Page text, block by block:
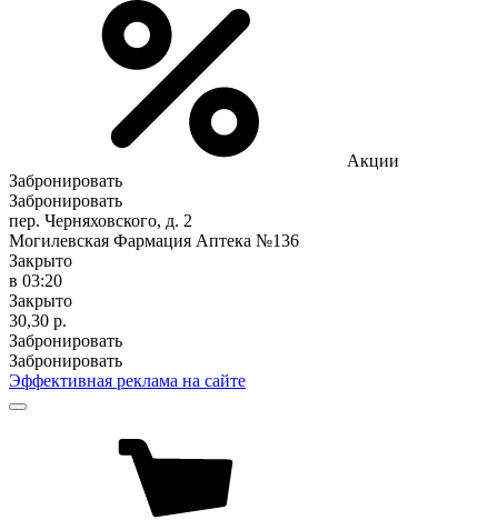
Акции
Забронировать
Забронировать
пер. Черняховского, д. 2
Могилевская Фармация Аптека №136
Закрыто
в 03:20
Закрыто
30,30 р.
Забронировать
Забронировать
Эффективная реклама на сайте